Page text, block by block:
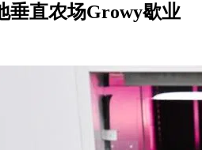
垂直农场Growy歇业